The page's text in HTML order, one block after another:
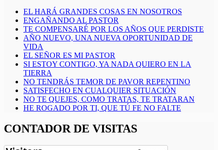
EL HARÁ GRANDES COSAS EN NOSOTROS
ENGAÑANDO AL PASTOR
TE COMPENSARÉ POR LOS AÑOS QUE PERDISTE
AÑO NUEVO, UNA NUEVA OPORTUNIDAD DE
VIDA
EL SEÑOR ES MI PASTOR
SI ESTOY CONTIGO, YA NADA QUIERO EN LA
TIERRA
NO TENDRÁS TEMOR DE PAVOR REPENTINO
SATISFECHO EN CUALQUIER SITUACIÓN
NO TE QUEJES, COMO TRATAS, TE TRATARAN
HE ROGADO POR TI, QUE TÚ FE NO FALTE
CONTADOR DE VISITAS